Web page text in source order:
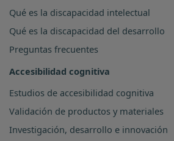
Qué es la discapacidad intelectual
Qué es la discapacidad del desarrollo
Preguntas frecuentes
Accesibilidad cognitiva
Estudios de accesibilidad cognitiva
Validación de productos y materiales
Investigación, desarrollo e innovación